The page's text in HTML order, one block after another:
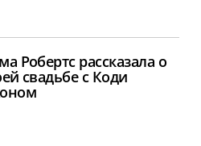
Робертс рассказала о
свадьбе с Коди